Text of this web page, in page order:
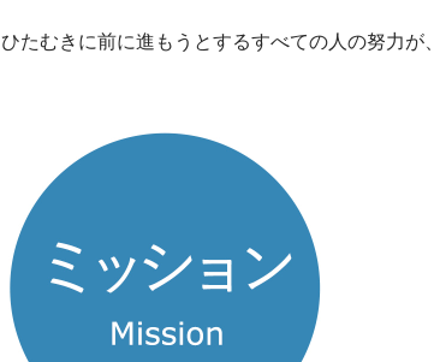
ひたむきに前に進もうとするすべての人の努力が